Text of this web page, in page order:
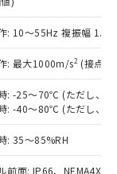
: 10～55Hz 複振幅
: 最大1000m/s2 (接点
: -25～70℃ (ただし、氷
: -40～80℃ (ただし、氷
: 35～85%RH
前面: IP66、NEMA4X,
果は、
社内デー
あり、閲
よび標
ことをご
格はお客
担当のオ
販売員に
ビフェニル
エーテル類
ルヘキシ
ル酸ブチ
ジブチル
チル
カドミウ
化ビフェ
ニルエーテ
フタル酸ジ
ルベンジ
を輸出
は、日本
取引許
続きを
合は、完
出されな
。
はその他
あり
につ